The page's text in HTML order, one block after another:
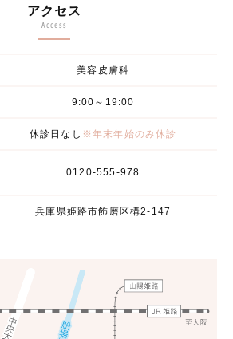
アクセス
Access
美容皮膚科
9:00～19:00
休診日なし ※年末年始のみ休診
0120-555-978
兵庫県姫路市飾磨区構2-147